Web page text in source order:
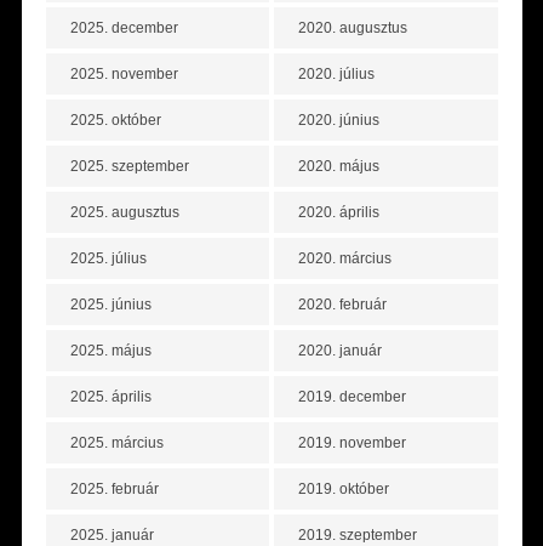
2025. december
2025. november
2025. október
2025. szeptember
2025. augusztus
2025. július
2025. június
2025. május
2025. április
2025. március
2025. február
2025. január
2020. augusztus
2020. július
2020. június
2020. május
2020. április
2020. március
2020. február
2020. január
2019. december
2019. november
2019. október
2019. szeptember